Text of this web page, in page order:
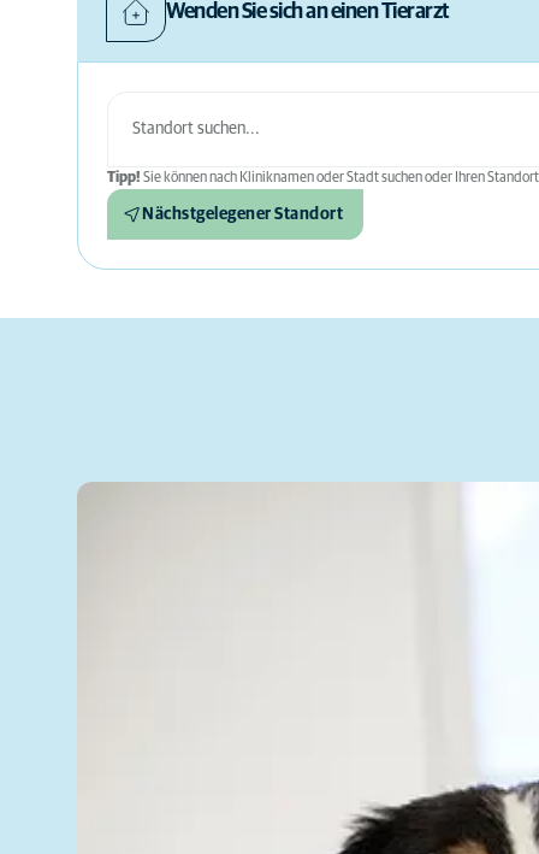
Wenden Sie sich an einen Tierarzt
Tipp! Sie können nach Kliniknamen oder Stadt suchen oder Ihren
Nächstgelegener Standort